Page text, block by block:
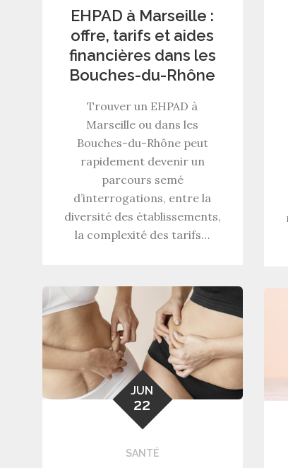
EHPAD à Marseille :
offre, tarifs et aides
financières dans les
Bouches-du-Rhône
Trouver un EHPAD à
Marseille ou dans les
Bouches-du-Rhône peut
rapidement devenir un
parcours semé
d’interrogations, entre la
diversité des établissements,
la complexité des tarifs…
JUN
22
SANTÉ